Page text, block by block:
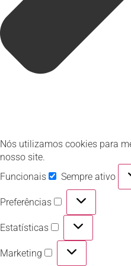
Nós utilizamos cookies para
nosso site.
Funcionais
Sempre ativo
Preferências
Estatísticas
Marketing